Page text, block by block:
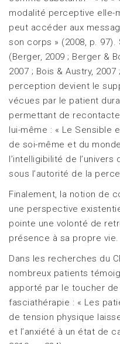
modalité perceptive elle-
peut accéder aux
son corps » (2008, p.
(Berger, 2009 ; Berger &
2007 ; Bois & Austry,
perception devient le
vécues par le patient
permettant de
lui-même : « Le Sensible
de soi-même et du
l’intelligibilité de
sous l’autorité de la
Finalement, la notion de
une perspective
pointe une volonté de
présence à sa propre vie.
Dans les recherches du
nombreux patients
apporté par le toucher
fasciathérapie : « Les
de tension physique
et l’anxiété à un état de